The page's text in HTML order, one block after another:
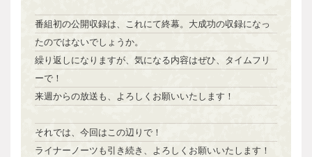
番組初の公開収録は、これにて終幕。大成功の収録になっ
たのではないでしょうか。
繰り返しになりますが、気になる内容はぜひ、タイムフリ
ーで！
来週からの放送も、よろしくお願いいたします！
それでは、今回はこの辺りで！
ライナーノーツも引き続き、よろしくお願いいたします！